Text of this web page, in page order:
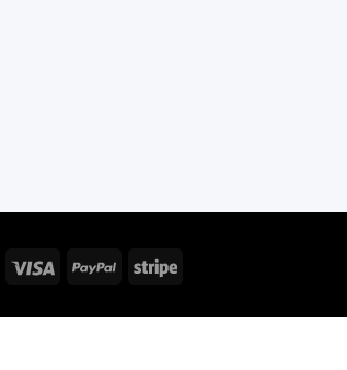
Visa PayPal Stripe